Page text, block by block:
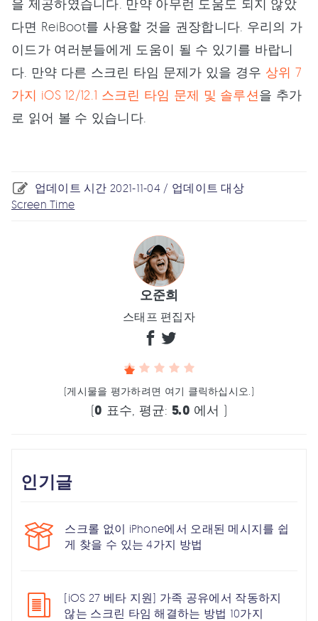
을 제공하였습니다. 만약 아무런 도움도 되지 않았
다면 ReiBoot를 사용할 것을 권장합니다. 우리의 가
이드가 여러분들에게 도움이 될 수 있기를 바랍니
다. 만약 다른 스크린 타임 문제가 있을 경우 상위 7
가지 iOS 12/12.1 스크린 타임 문제 및 솔루션을 추가
로 읽어 볼 수 있습니다.
업데이트 시간 2021-11-04 / 업데이트 대상
Screen Time
오준희
스태프 편집자
(게시물을 평가하려면 여기 클릭하십시오.)
(0 표수, 평균: 5.0 에서 )
인기글
스크롤 없이 iPhone에서 오래된 메시지를 쉽
게 찾을 수 있는 4가지 방법
[iOS 27 베타 지원] 가족 공유에서 작동하지
않는 스크린 타임 해결하는 방법 10가지